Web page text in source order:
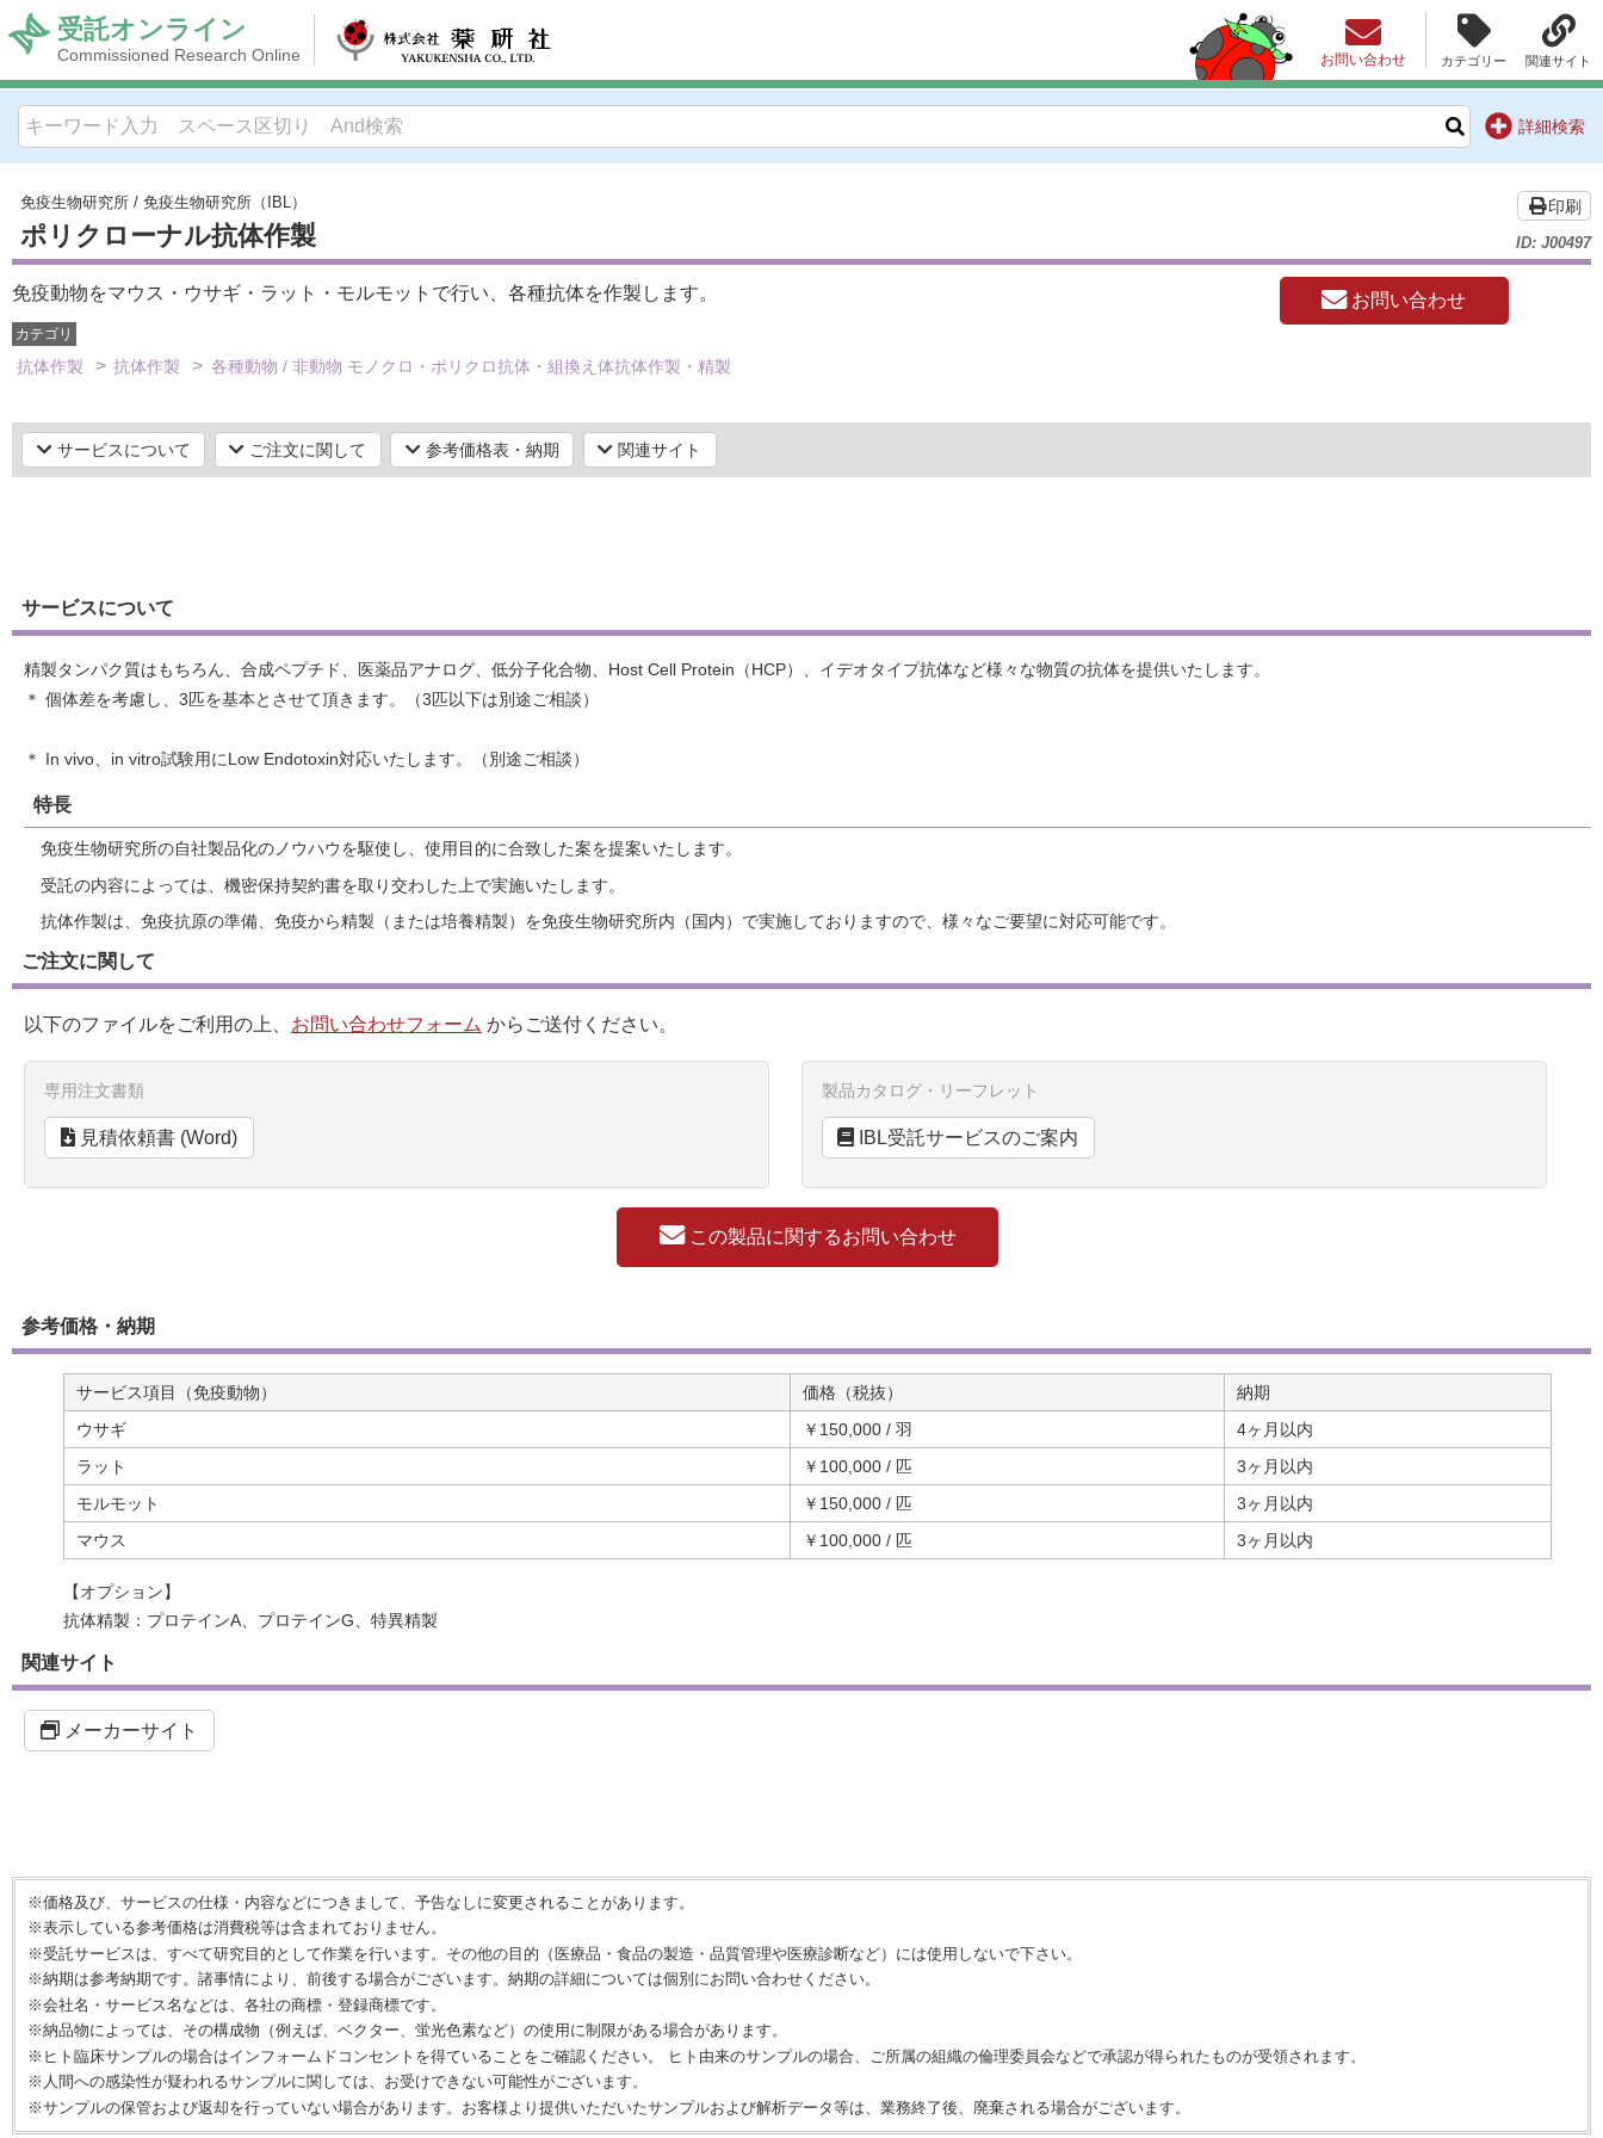
受託オンライン
Commissioned Research Online カテゴリー 関連サイト
お問い合わせ
詳細検索
免疫生物研究所/ 免疫生物研究所（IBL）
ポリクローナル抗体作製 ID: J00497
印刷
免疫動物をマウス・ウサギ・ラット・モルモットで行い、各種抗体を作製します。 お問い合わせ
カテゴリ
抗体作製 抗体作製 各種動物 / 非動物 モノクロ・ポリクロ抗体・組換え体抗体作製・精製
サービスについて ご注文に関して 参考価格表・納期 関連サイト
サービスについて
精製タンパク質はもちろん、合成ペプチド、医薬品アナログ、低分子化合物、Host Cell Protein（HCP）、イデオタイプ抗体など様々な物質の抗体を提供いたします。
＊ 個体差を考慮し、3匹を基本とさせて頂きます。（3匹以下は別途ご相談）
＊ In vivo、in vitro試験用にLow Endotoxin対応いたします。（別途ご相談）
特長
免疫生物研究所の自社製品化のノウハウを駆使し、使用目的に合致した案を提案いたします。
受託の内容によっては、機密保持契約書を取り交わした上で実施いたします。
抗体作製は、免疫抗原の準備、免疫から精製（または培養精製）を免疫生物研究所内（国内）で実施しておりますので、様々なご要望に対応可能です。
ご注文に関して
以下のファイルをご利用の上、 お問い合わせフォーム からご送付ください。
専用注文書類
見積依頼書 (Word)
製品カタログ・リーフレット
IBL受託サービスのご案内
この製品に関するお問い合わせ
参考価格・納期
サービス項目（免疫動物） 価格（税抜）
納期
ウサギ
￥150,000 / 羽
4ヶ月以内
ラット
￥100,000 / 匹
3ヶ月以内
モルモット
￥150,000 / 匹
3ヶ月以内
マウス
￥100,000 / 匹 3ヶ月以内
【オプション】
抗体精製：プロテインA、プロテインG、特異精製
関連サイト
メーカーサイト
※価格及び、サービスの仕様・内容などにつきまして、予告なしに変更されることがあります。
※表示している参考価格は消費税等は含まれておりません。
※受託サービスは、すべて研究目的として作業を行います。その他の目的（医療品・食品の製造・品質管理や医療診断など）には使用しないで下さい。
※納期は参考納期です。諸事情により、前後する場合がございます。納期の詳細については個別にお問い合わせください。
※会社名・サービス名などは、各社の商標・登録商標です。
※納品物によっては、その構成物（例えば、ベクター、蛍光色素など）の使用に制限がある場合があります。
※ヒト臨床サンプルの場合はインフォームドコンセントを得ていることをご確認ください。 ヒト由来のサンプルの場合、ご所属の組織の倫理委員会などで承認が得られたものが受領されます。
※人間への感染性が疑われるサンプルに関しては、お受けできない可能性がございます。
※サンプルの保管および返却を行っていない場合があります。お客様より提供いただいたサンプルおよび解析データ等は、業務終了後、廃棄される場合がございます。